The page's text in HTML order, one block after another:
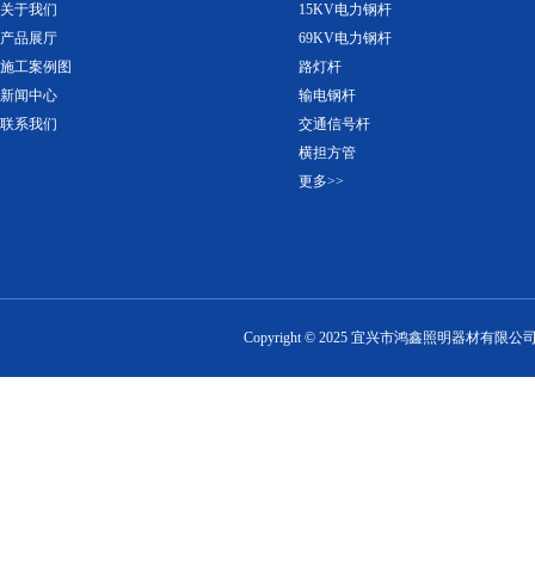
关于我们
产品展厅
施工案例图
新闻中心
联系我们
15KV电力钢杆
69KV电力钢杆
路灯杆
输电钢杆
交通信号杆
横担方管
更多>>
Copyright © 2025 宜兴市鸿鑫照明器材有限公